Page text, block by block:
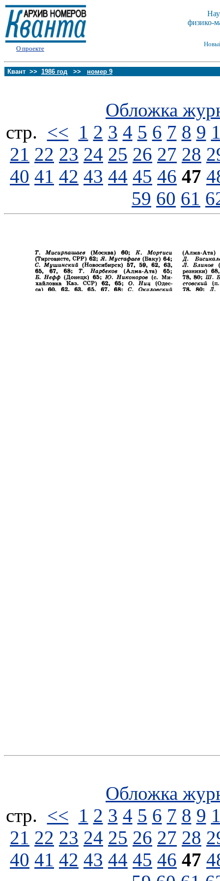
О проекте
физико-
Квант >> 1986 год >> номер 9
Обложка
стp. << 1 2 3 4 5 6 7 8 9
21 22 23 24 25 26 27 28
40 41 42 43 44 45 46 47
59 60 61
Обложка
стp. << 1 2 3 4 5 6 7 8 9
21 22 23 24 25 26 27 28
40 41 42 43 44 45 46 47